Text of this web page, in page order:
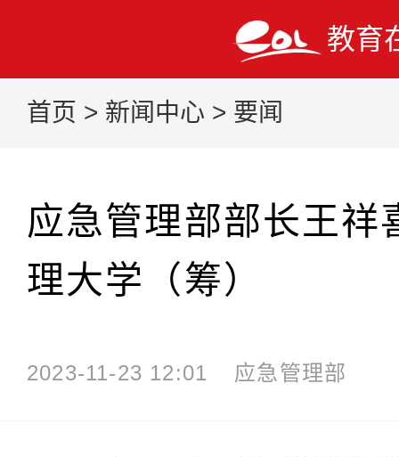
教育
首页 > 新闻中心 > 要闻
应急管理部部长王祥
理大学（筹）
2023-11-23 12:01 应急管理部